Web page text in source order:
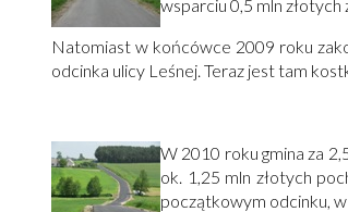
w
oknie
wsparciu 0,5 mln
Otworzy
się
oknie
Natomiast w końcówce 2009 roku
odcinka ulicy Leśnej. Teraz jest tam
Otworzy
się
w
W 2010 roku gmina za
ok. 1,25 mln złotych
początkowym odcinku,